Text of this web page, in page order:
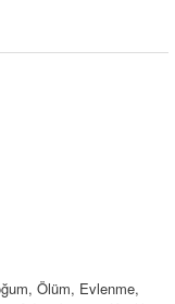
Ölüm, Evlenme,